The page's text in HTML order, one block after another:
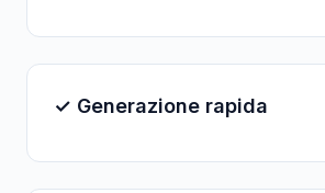
✓ Generazione rapida